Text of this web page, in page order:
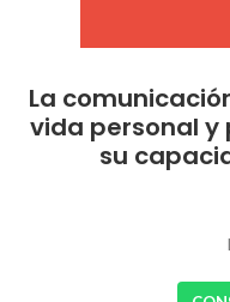
La
vida personal y
su